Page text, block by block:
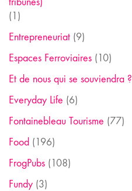
(1)
Entrepreneuriat (9)
Espaces Ferroviaires (10)
Et de nous qui se souviendra ?
Everyday Life (6)
Fontainebleau Tourisme (77)
Food (196)
FrogPubs (108)
Fundy (3)